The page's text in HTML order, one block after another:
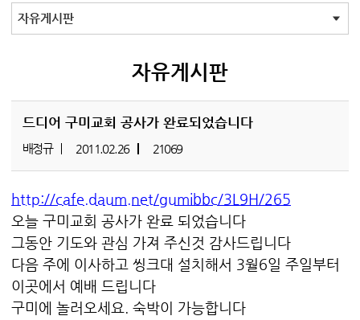
최근등록자료
자유게시판
자유게시판
드디어 구미교회 공사가 완료되었습니다
배정규 2011.02.26 21069
http://cafe.daum.net/gumibbc/3L9H/265
오늘 구미교회 공사가 완료 되었습니다
그동안 기도와 관심 가져 주신것 감사드립니다
다음 주에 이사하고 씽크대 설치해서 3월6일 주일부터
이곳에서 예배 드립니다
구미에 놀러오세요. 숙박이 가능합니다